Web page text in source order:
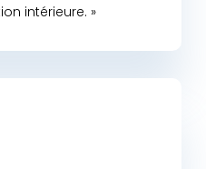
intérieure. »